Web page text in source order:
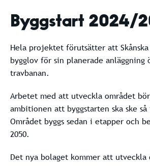
Byggstart 2024/
Hela projektet förutsätter att
bygglov för sin planerade anläggning
travbanan.
Arbetet med att utveckla området
ambitionen att byggstarten ska ske
Området byggs sedan i etapper och
2050.
Det nya bolaget kommer att utveckla